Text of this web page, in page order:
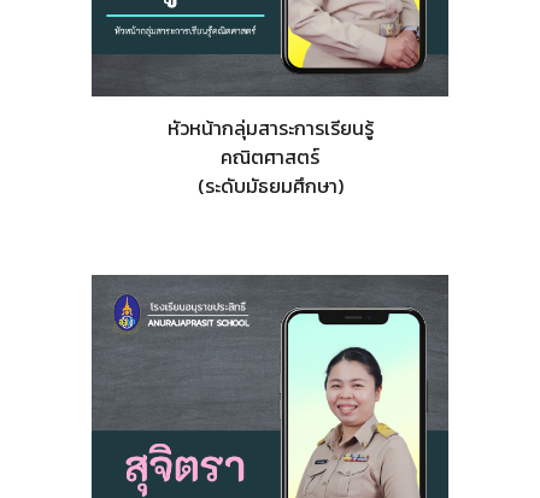
หัวหน้ากลุ่มสาระการเรียนรู้
คณิตศาสตร์
(ระดับมัธยมศึกษา)